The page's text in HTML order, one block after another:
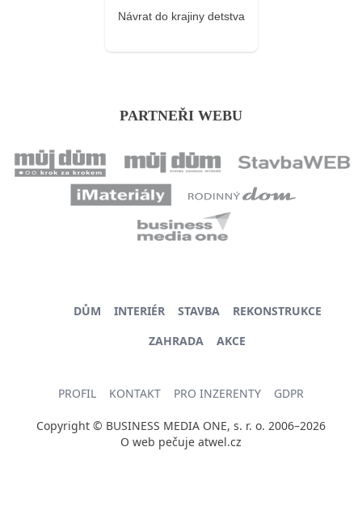
Návrat do krajiny detstva
PARTNEŘI WEBU
DŮM INTERIÉR STAVBA
REKONSTRUKCE
ZAHRADA
AKCE
PROFIL KONTAKT PRO INZERENTY GDPR
Copyright © BUSINESS MEDIA ONE, s. r. o. 2006–2026